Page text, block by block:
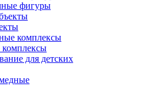
фигуры
комплексы
комплексы
для детских